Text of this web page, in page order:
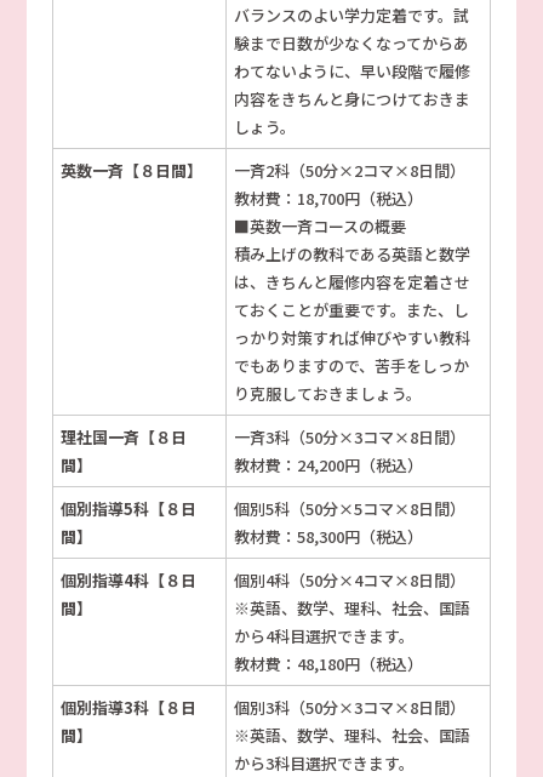
バランスのよい学力定着です。試
験まで日数が少なくなってからあ
わてないように、早い段階で履修
内容をきちんと身につけておきま
しょう。
英数一斉【８日間】
一斉2科（50分×2コマ×8日間）
教材費：18,700円（税込）
■英数一斉コースの概要
積み上げの教科である英語と数学
は、きちんと履修内容を定着させ
ておくことが重要です。また、し
っかり対策すれば伸びやすい教科
でもありますので、苦手をしっか
り克服しておきましょう。
理社国一斉【８日
間】
一斉3科（50分×3コマ×8日間）
教材費：24,200円（税込）
個別指導5科【８日
間】
個別5科（50分×5コマ×8日間）
教材費：58,300円（税込）
個別指導4科【８日
間】
個別4科（50分×4コマ×8日間）
※英語、数学、理科、社会、国語
から4科目選択できます。
教材費：48,180円（税込）
個別指導3科【８日
間】
個別3科（50分×3コマ×8日間）
※英語、数学、理科、社会、国語
から3科目選択できます。